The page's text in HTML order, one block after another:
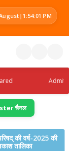
| 1:54:02 PM
Admit
चैनल
की वर्ष-2025 की
तालिका